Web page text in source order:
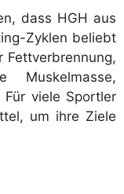
dass HGH aus
Zyklen beliebt
Fettverbrennung,
Muskelmasse,
Für viele Sportler
um ihre Ziele